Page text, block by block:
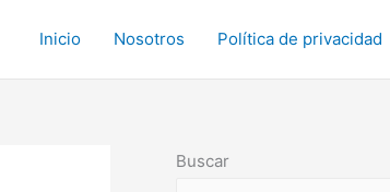
Inicio Nosotros Política de privacidad
Buscar